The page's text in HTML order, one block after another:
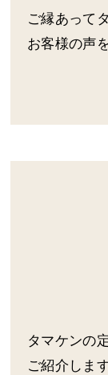
ご縁あって
お客様の声
タマケンの
ご紹介します